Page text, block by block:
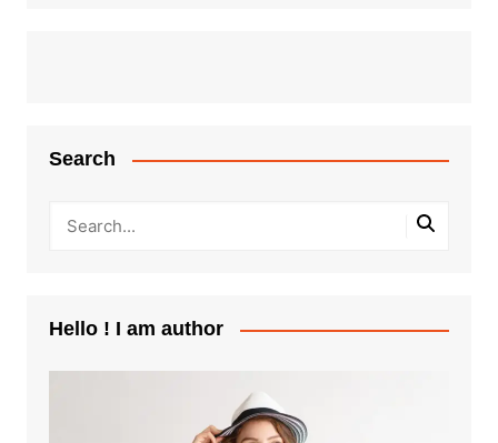
Search
Hello ! I am author